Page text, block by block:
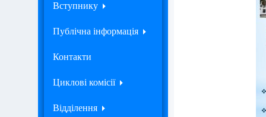
Вступнику
Публічна інформація
Контакти
Циклові комісії
Відділення